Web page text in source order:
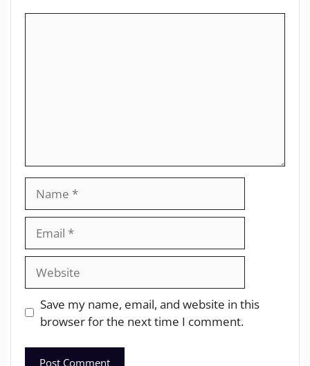
Save my name, email, and website in this
browser for the next time I comment.